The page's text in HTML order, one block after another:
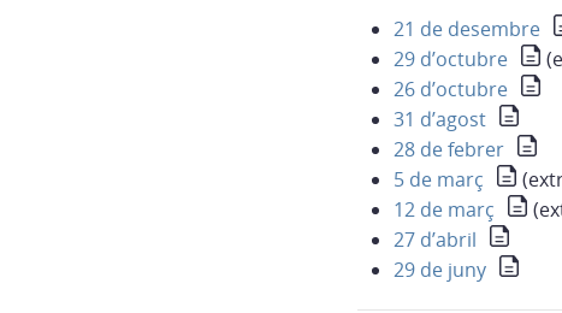
21 de desembre
29 d’octubre
26 d’octubre
31 d’agost
28 de febrer
5 de març
12 de març
27 d’abril
29 de juny